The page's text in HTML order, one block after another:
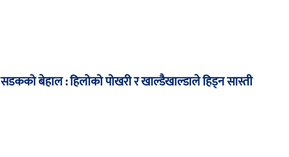
सडकको बेहाल : हिलोको पोखरी र खाल्डैखाल्डाले हिड्न सास्ती